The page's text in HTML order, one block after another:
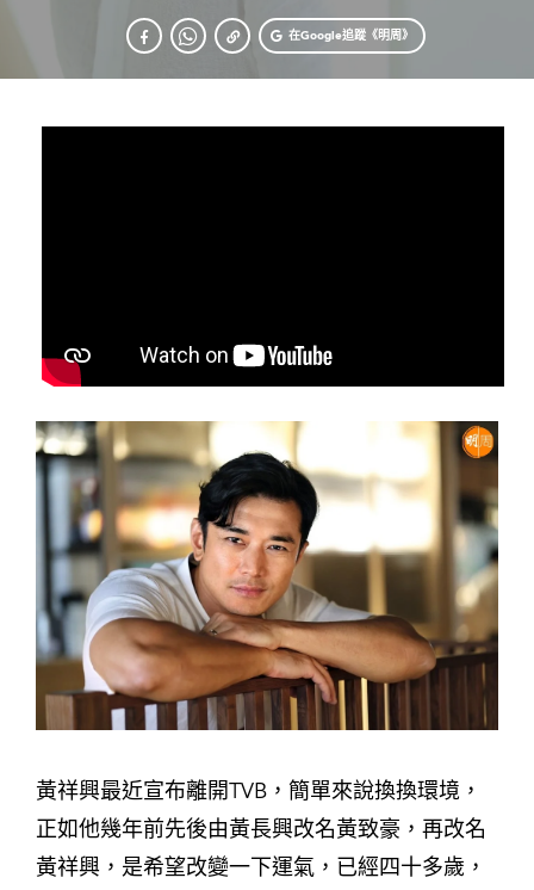
在Google追蹤《明周》
黃祥興最近宣布離開TVB，簡單來說換換環境，
正如他幾年前先後由黃長興改名黃致豪，再改名
黃祥興，是希望改變一下運氣，已經四十多歲，